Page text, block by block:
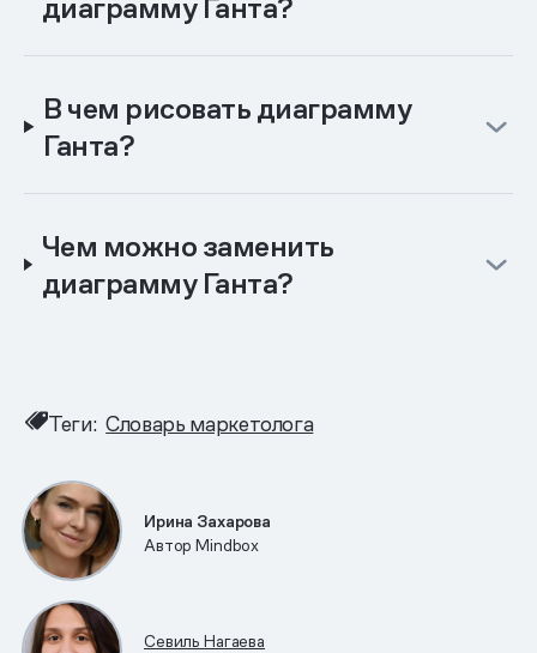
диаграмму Ганта?
В чем рисовать диаграмму
Ганта?
Чем можно заменить
диаграмму Ганта?
Теги: Словарь маркетолога
Ирина Захарова
Автор Mindbox
Севиль Нагаева